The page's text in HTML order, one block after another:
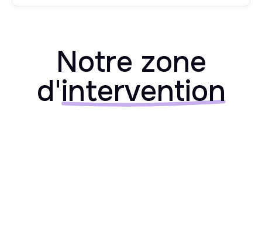
Notre zone
d'intervention